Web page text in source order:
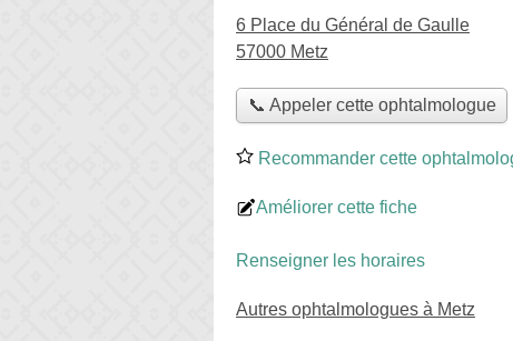
6 Place du Général de Gaulle
57000 Metz
📞 Appeler cette ophtalmologue
Recommander cette
Améliorer cette fiche
Renseigner les horaires
Autres ophtalmologues à Metz